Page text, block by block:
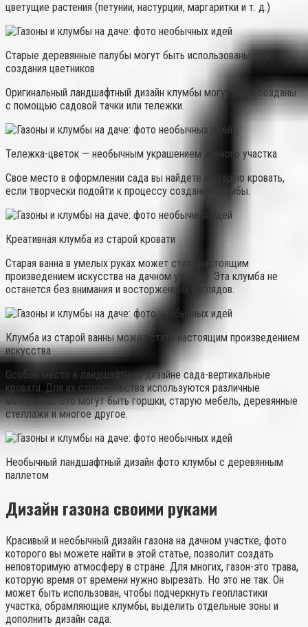
цветущие растения (петунии, настурции, маргаритки и т. д.)
Старые деревянные палубы могут быть использованы для
создания цветников
Оригинальный ландшафтный дизайн клумбы могут быть созданы
с помощью садовой тачки или тележки.
Тележка-цветок — необычным украшением дачного участка
Свое место в оформлении сада вы найдете и старую кровать,
если творчески подойти к процессу создания клумбы.
Креативная клумба из старой кровати
Старая ванна в умелых руках может стать настоящим
произведением искусства на дачном участке. Эта клумба не
останется без внимания и восторженных взглядов.
Клумба из старой ванны может стать настоящим произведением
искусства
Особое место в ландшафтном дизайне сада-вертикальные
кровати. Для их строительства используются различные
материалы. Это могут быть горшки, старую мебель, деревянные
стеллажи и многое другое.
Необычный ландшафтный дизайн фото клумбы с деревянным
паллетом
Дизайн газона своими руками
Красивый и необычный дизайн газона на дачном участке, фото
которого вы можете найти в этой статье, позволит создать
неповторимую атмосферу в стране. Для многих, газон-это трава,
которую время от времени нужно вырезать. Но это не так. Он
может быть использован, чтобы подчеркнуть геопластики
участка, обрамляющие клумбы, выделить отдельные зоны и
дополнить дизайн сада.